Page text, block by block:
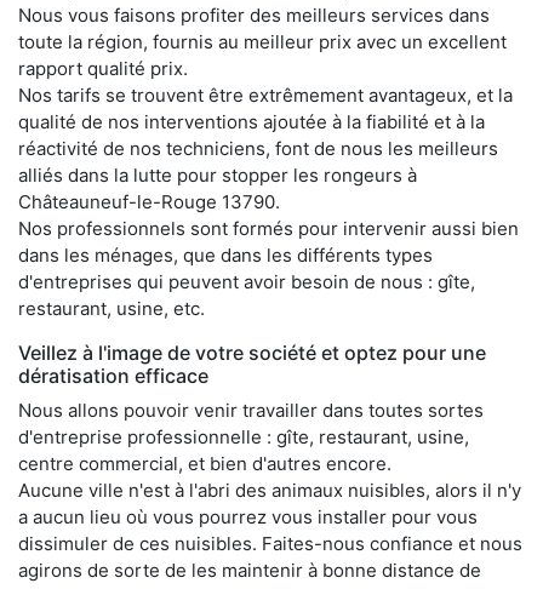
Nous vous faisons profiter des meilleurs services dans
toute la région, fournis au meilleur prix avec un excellent
rapport qualité prix.
Nos tarifs se trouvent être extrêmement avantageux, et la
qualité de nos interventions ajoutée à la fiabilité et à la
réactivité de nos techniciens, font de nous les meilleurs
alliés dans la lutte pour stopper les rongeurs à
Châteauneuf-le-Rouge 13790.
Nos professionnels sont formés pour intervenir aussi bien
dans les ménages, que dans les différents types
d'entreprises qui peuvent avoir besoin de nous : gîte,
restaurant, usine, etc.
Veillez à l'image de votre société et optez pour une
dératisation efficace
Nous allons pouvoir venir travailler dans toutes sortes
d'entreprise professionnelle : gîte, restaurant, usine,
centre commercial, et bien d'autres encore.
Aucune ville n'est à l'abri des animaux nuisibles, alors il n'y
a aucun lieu où vous pourrez vous installer pour vous
dissimuler de ces nuisibles. Faites-nous confiance et nous
agirons de sorte de les maintenir à bonne distance de